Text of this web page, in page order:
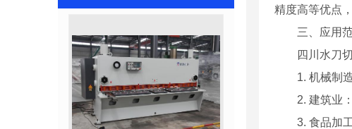
精度高等优点
三、应用
四川水刀
1. 机械制
2. 建筑业
3. 食品加